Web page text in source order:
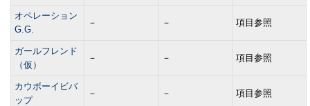
オペレーション
G.G.
－ － 項目参照
ガールフレンド
（仮）
－ － 項目参照
カウボーイビバ
ップ
－ － 項目参照